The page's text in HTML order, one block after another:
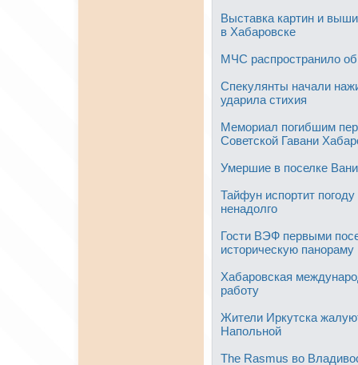
Выставка картин и
в Хабаровске
МЧС распространило
Спекулянты начали
ударила стихия
Мемориал погибшим
Советской Гавани
Умершие в поселке
Тайфун испортит
ненадолго
Гости ВЭФ первыми
историческую панораму
Хабаровская
работу
Жители Иркутска
Напольной
The Rasmus во